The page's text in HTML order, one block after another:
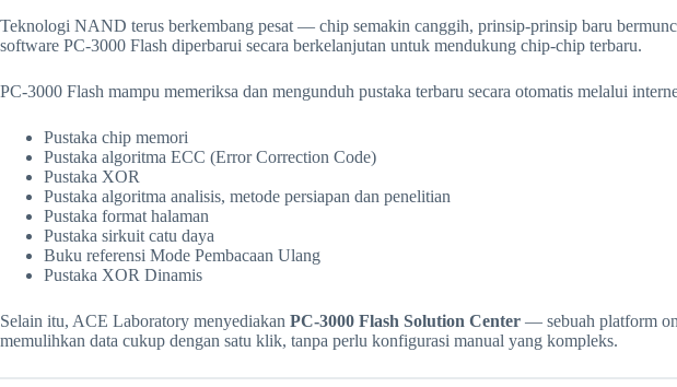
Teknologi NAND terus berkembang pesat — chip semakin canggih, prinsip-prinsip baru
software PC-3000 Flash diperbarui secara berkelanjutan untuk mendukung chip-chip terbaru.
PC-3000 Flash mampu memeriksa dan mengunduh pustaka terbaru secara otomatis melalui
Pustaka chip memori
Pustaka algoritma ECC (Error Correction Code)
Pustaka XOR
Pustaka algoritma analisis, metode persiapan dan penelitian
Pustaka format halaman
Pustaka sirkuit catu daya
Buku referensi Mode Pembacaan Ulang
Pustaka XOR Dinamis
Selain itu, ACE Laboratory menyediakan PC-3000 Flash Solution Center — sebuah platform
memulihkan data cukup dengan satu klik, tanpa perlu konfigurasi manual yang kompleks.